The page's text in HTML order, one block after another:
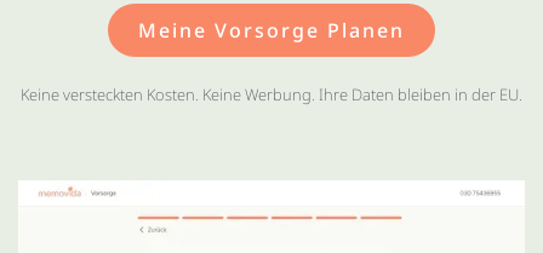
Meine Vorsorge Planen
Keine versteckten Kosten. Keine Werbung. Ihre Daten bleiben in der EU.